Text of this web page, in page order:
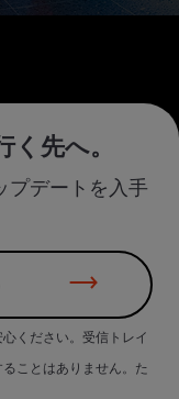
先へ。
プデートを入手
ください。受信トレイ
ことはありません。た